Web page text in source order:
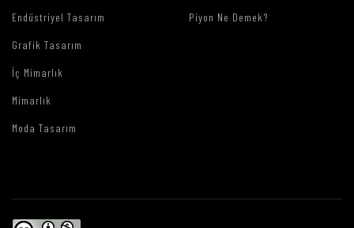
Endüstriyel Tasarım
Grafik Tasarım
İç Mimarlık
Mimarlık
Moda Tasarım
Piyon Ne Demek?